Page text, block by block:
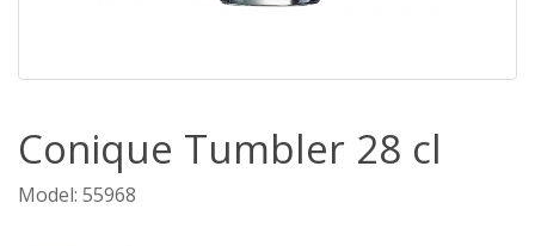
Conique Tumbler 28 cl
Model: 55968